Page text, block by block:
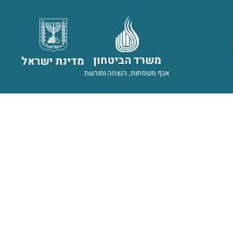
מדינת ישראל משרד הביטחון
אגף משפחות, הנצחה ומורשת